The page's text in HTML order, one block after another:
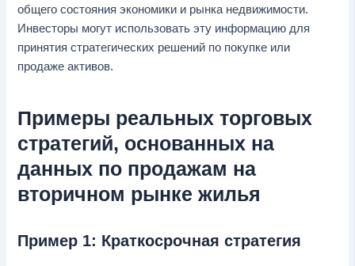
общего состояния экономики и рынка недвижимости.
Инвесторы могут использовать эту информацию для
принятия стратегических решений по покупке или
продаже активов.
Примеры реальных торговых
стратегий, основанных на
данных по продажам на
вторичном рынке жилья
Пример 1: Краткосрочная стратегия